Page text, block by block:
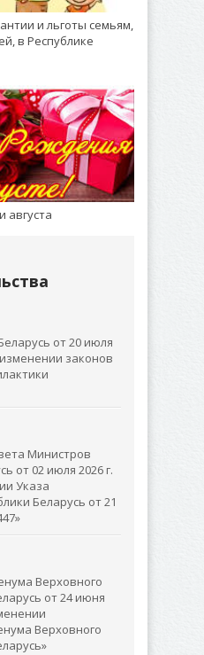
и льготы семьям,
в Республике
августа
от 20 июля
законов
Министров
от 02 июля 2026 г.
Указа
Беларусь от 21
Верховного
от 24 июня
Верховного